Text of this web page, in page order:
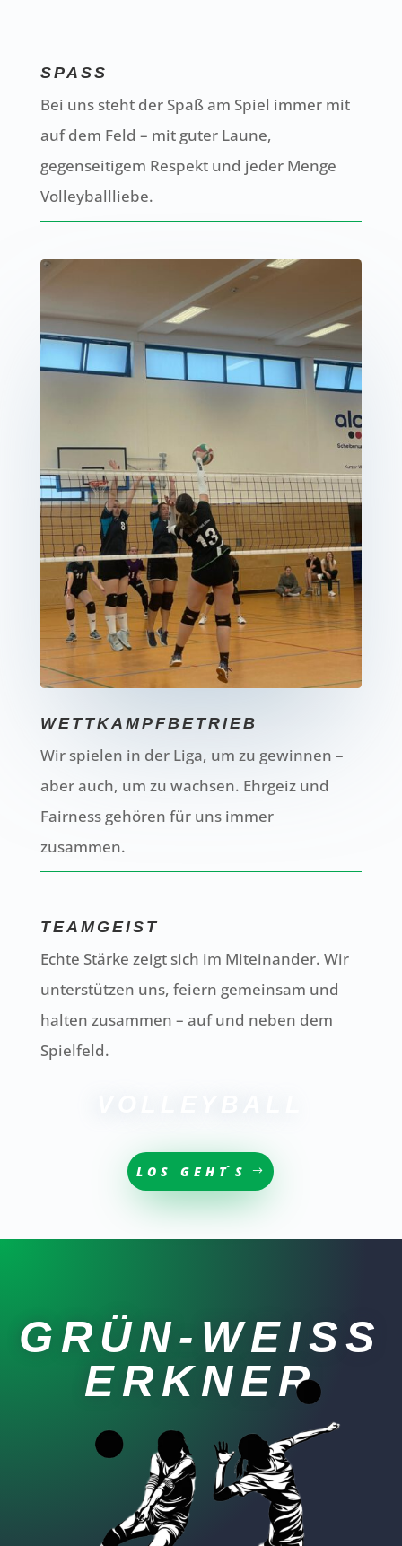
SPASS
Bei uns steht der Spaß am Spiel immer mit
auf dem Feld – mit guter Laune,
gegenseitigem Respekt und jeder Menge
Volleyballliebe.
WETTKAMPFBETRIEB
Wir spielen in der Liga, um zu gewinnen –
aber auch, um zu wachsen. Ehrgeiz und
Fairness gehören für uns immer
zusammen.
TEAMGEIST
Echte Stärke zeigt sich im Miteinander. Wir
unterstützen uns, feiern gemeinsam und
halten zusammen – auf und neben dem
Spielfeld.
LOS GEHT´S
GRÜN-WEISS E
RKNER